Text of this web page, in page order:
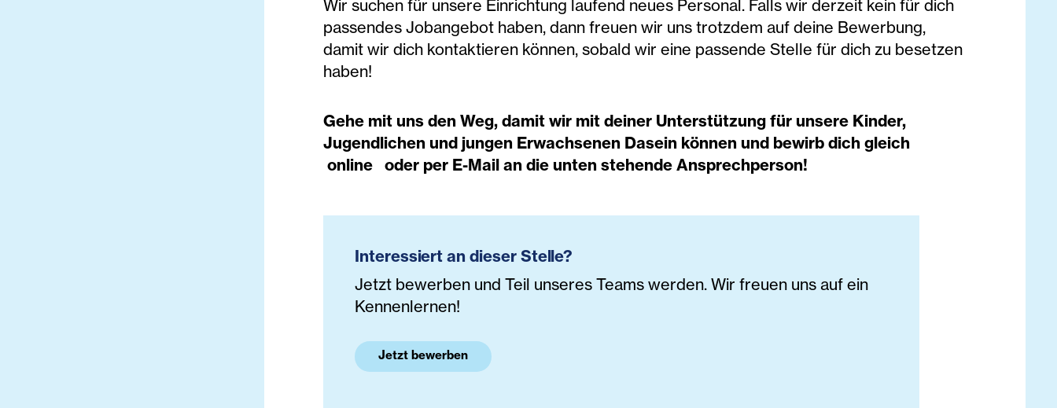
Wir suchen für unsere Einrichtung laufend neues Personal. Falls wir derzeit kein für dich
passendes Jobangebot haben, dann freuen wir uns trotzdem auf deine Bewerbung,
damit wir dich kontaktieren können, sobald wir eine passende Stelle für dich zu besetzen
haben!
Gehe mit uns den Weg, damit wir mit deiner Unterstützung für unsere Kinder,
Jugendlichen und jungen Erwachsenen Dasein können und bewirb dich gleich
online oder per E-Mail an die unten stehende Ansprechperson!
Interessiert an dieser Stelle?
Jetzt bewerben und Teil unseres Teams werden. Wir freuen uns auf ein
Kennenlernen!
Jetzt bewerben